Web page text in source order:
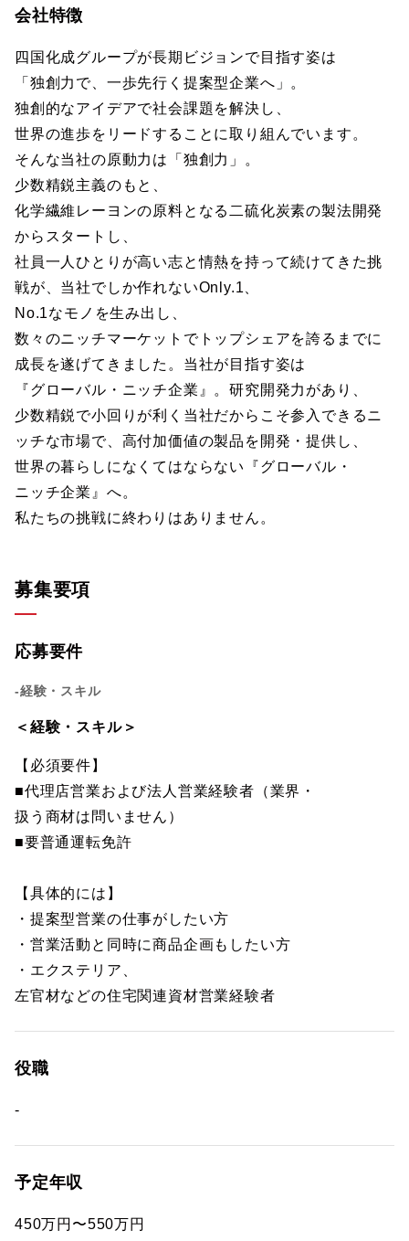
会社特徴
四国化成グループが長期ビジョンで目指す姿は
「独創力で、一歩先行く提案型企業へ」。
独創的なアイデアで社会課題を解決し、
世界の進歩をリードすることに取り組んでいます。
そんな当社の原動力は「独創力」。
少数精鋭主義のもと、
化学繊維レーヨンの原料となる二硫化炭素の製法開発
からスタートし、
社員一人ひとりが高い志と情熱を持って続けてきた挑
戦が、当社でしか作れないOnly.1、
No.1なモノを生み出し、
数々のニッチマーケットでトップシェアを誇るまでに
成長を遂げてきました。当社が目指す姿は
『グローバル・ニッチ企業』。研究開発力があり、
少数精鋭で小回りが利く当社だからこそ参入できるニ
ッチな市場で、高付加価値の製品を開発・提供し、
世界の暮らしになくてはならない『グローバル・
ニッチ企業』へ。
私たちの挑戦に終わりはありません。
募集要項
応募要件
-経験・スキル
＜経験・スキル＞
【必須要件】
■代理店営業および法人営業経験者（業界・
扱う商材は問いません）
■要普通運転免許
【具体的には】
・提案型営業の仕事がしたい方
・営業活動と同時に商品企画もしたい方
・エクステリア、
左官材などの住宅関連資材営業経験者
役職
-
予定年収
450万円〜550万円